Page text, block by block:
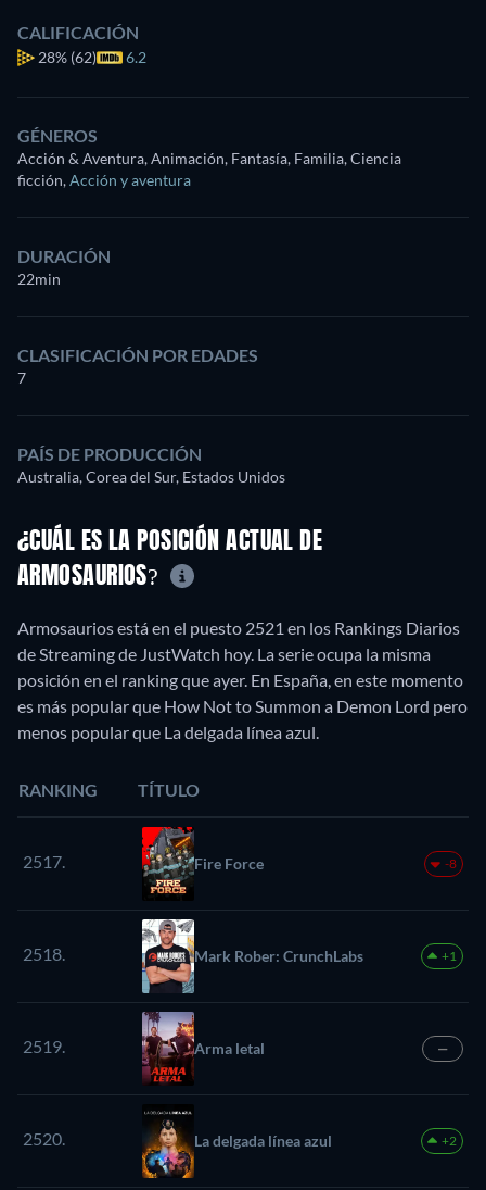
CALIFICACIÓN
28% (62) 6.2
GÉNEROS
Acción & Aventura, Animación, Fantasía, Familia, Ciencia
ficción,Acción y aventura
DURACIÓN
22min
CLASIFICACIÓN POR EDADES
7
PAÍS DE PRODUCCIÓN
Australia, Corea del Sur, Estados Unidos
¿CUÁL ES LA POSICIÓN ACTUAL DE
ARMOSAURIOS?
Armosaurios está en el puesto 2521 en los Rankings Diarios
de Streaming de JustWatch hoy. La serie ocupa la misma
posición en el ranking que ayer. En España, en este momento
es más popular que How Not to Summon a Demon Lord pero
menos popular que La delgada línea azul.
RANKING TÍTULO
2517. Fire Force -8
2518. Mark Rober: CrunchLabs +1
2519. Arma letal —
2520. La delgada línea azul +2